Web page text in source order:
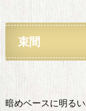
束間
暗めベースに明る